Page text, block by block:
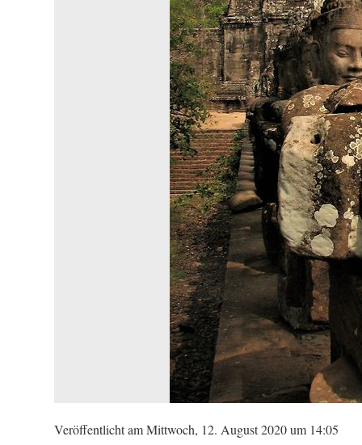
Veröffentlicht am Mittwoch, 12. August 2020 um 14:05